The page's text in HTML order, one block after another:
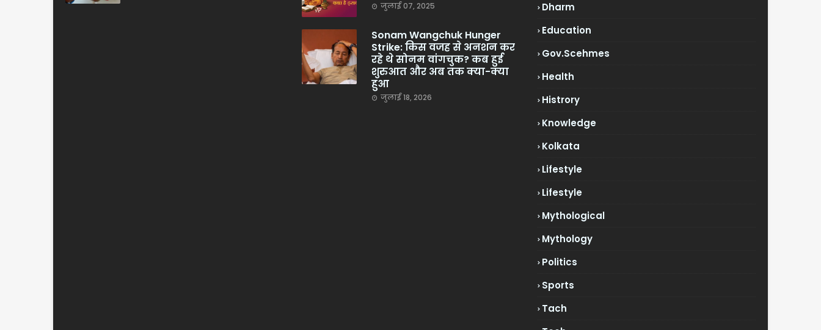
जुलाई 07, 2025
Sonam Wangchuk Hunger
Strike: किस वजह से अनशन कर
रहे थे सोनम वांगचुक? कब हुई
शुरुआत और अब तक क्या-क्या
हुआ
जुलाई 18, 2026
Dharm
Education
Gov.scehmes
Health
Histrory
Knowledge
Kolkata
Lifestyle
Lifestyle
Mythological
Mythology
Politics
Sports
Tach